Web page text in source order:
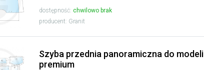
dostępność:chwilowo brak
producent: Granit
Szyba przednia panoramiczna do modeli
premium